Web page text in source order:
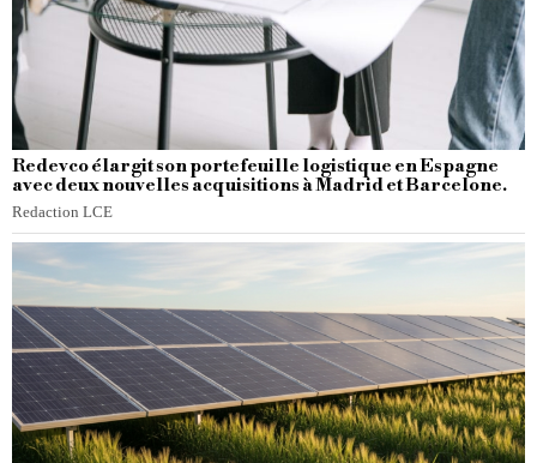
Redevco élargit son portefeuille logistique en Espagne
avec deux nouvelles acquisitions à Madrid et Barcelone.
Redaction LCE